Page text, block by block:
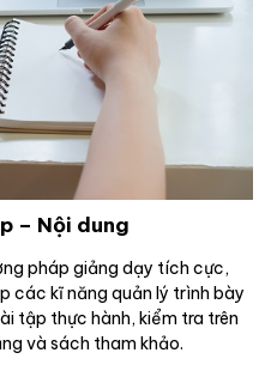
– Nội dung
pháp giảng dạy tích cực,
các kĩ năng quản lý trình bày
tập thực hành, kiểm tra trên
và sách tham khảo.